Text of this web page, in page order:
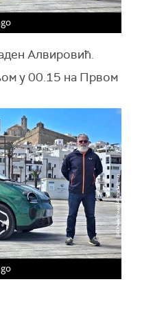
Алвировић.
у 00.15 на Првом